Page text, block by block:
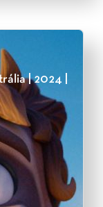
| 2024 |